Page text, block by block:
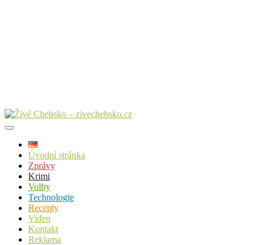
Úvodní stránka
Zprávy
Krimi
Volby
Technologie
Recepty
Video
Kontakt
Reklama